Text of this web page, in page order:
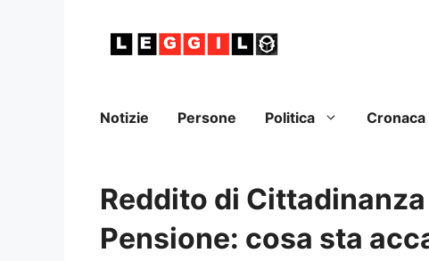
Notizie Persone Politica Cronaca
Reddito di
Pensione: cosa sta